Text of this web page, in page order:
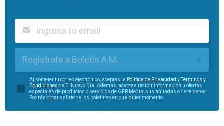
Regístrate a Boletín A.M.
Al someter tu correo electrónico, aceptas la Política de Privacidad y
Términos y
Condiciones de El Nuevo Día. Además, aceptas recibir información u ofertas
especiales de productos o servicios de GFR Media, sus afiliadas o de terceros.
Podrás optar salirte de los boletines en cualquier momento.